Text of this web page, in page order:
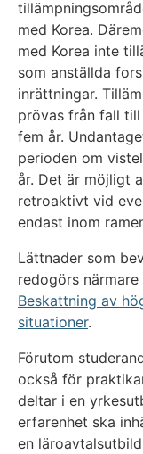
med Korea.
med Korea inte
som anställda
inrättningar.
prövas från fall
fem år.
perioden om
år. Det är möjligt
retroaktivt vid
endast inom
Lättnader som
redogörs
Beskattning av
situationer.
Förutom
också för
deltar i en
erfarenhet ska
en